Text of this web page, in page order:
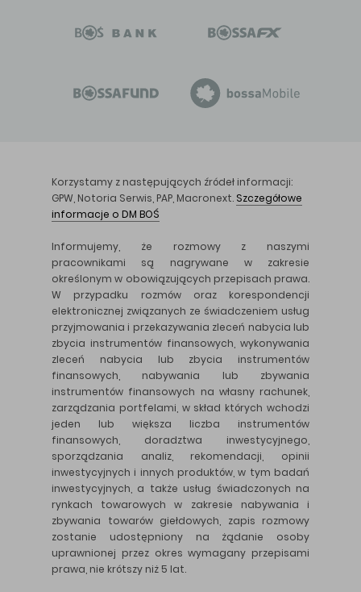
Korzystamy z następujących źródeł informacji:
GPW, Notoria Serwis, PAP, Macronext. Szczegółowe
informacje o DM BOŚ
Informujemy, że rozmowy z naszymi
pracownikami są nagrywane w zakresie
określonym w obowiązujących przepisach prawa.
W przypadku rozmów oraz korespondencji
elektronicznej związanych ze świadczeniem usług
przyjmowania i przekazywania zleceń nabycia lub
zbycia instrumentów finansowych, wykonywania
zleceń nabycia lub zbycia instrumentów
finansowych, nabywania lub zbywania
instrumentów finansowych na własny rachunek,
zarządzania portfelami, w skład których wchodzi
jeden lub większa liczba instrumentów
finansowych, doradztwa inwestycyjnego,
sporządzania analiz, rekomendacji, opinii
inwestycyjnych i innych produktów, w tym badań
inwestycyjnych, a także usług świadczonych na
rynkach towarowych w zakresie nabywania i
zbywania towarów giełdowych, zapis rozmowy
zostanie udostępniony na żądanie osoby
uprawnionej przez okres wymagany przepisami
prawa, nie krótszy niż 5 lat.